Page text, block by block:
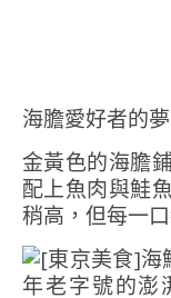
海膽愛好者的
金黃色的海膽
配上魚肉與鮭
稍高，但每一